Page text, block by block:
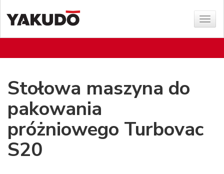
menu
Stołowa maszyna do
pakowania
próżniowego Turbovac
S20